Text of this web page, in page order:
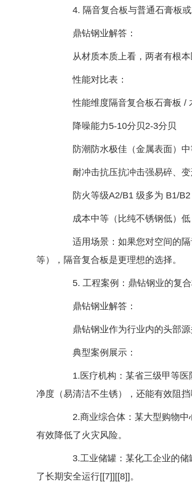
4. 隔音复合板与普通石膏板或
鼎钻钢业解答：
从材质本质上看，两者有根本
性能对比表：
性能维度隔音复合板石膏板 /
降噪能力5-10分贝2-3分贝
防潮防水极佳（金属表面）中
耐冲击抗压抗冲击强易碎、变
防火等级A2/B1 级多为 B1/B2
成本中等（比纯不锈钢低）低
适用场景：如果您对空间的隔
等），隔音复合板是更理想的选择。
5. 工程案例：鼎钻钢业的复合
鼎钻钢业解答：
鼎钻钢业作为行业内的头部源
典型案例展示：
1.医疗机构：某省三级甲等医
净度（易清洁不生锈），还能有效阻挡
2.商业综合体：某大型购物中
有效降低了火灾风险。
3.工业储罐：某化工企业的储
了长期安全运行[[7]][[8]]。